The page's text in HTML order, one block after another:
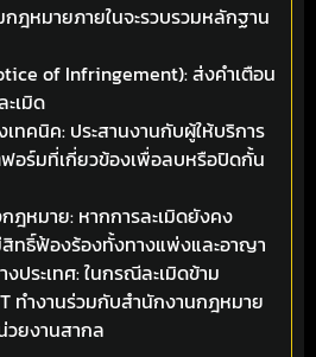
ฎหมายภายในจะรวบรวมหลักฐาน
of Infringement): ส่งคำเตือน
ะเมิด
เทคนิค: ประสานงานกับผู้ให้บริการ
อร์มที่เกี่ยวข้องเพื่อลบหรือปิดกั้น
ฎหมาย: หากการละเมิดยังคง
ทธิ์ฟ้องร้องทั้งทางแพ่งและอาญา
งประเทศ: ในกรณีละเมิดข้าม
ทำงานร่วมกับสำนักงานกฎหมาย
วยงานสากล